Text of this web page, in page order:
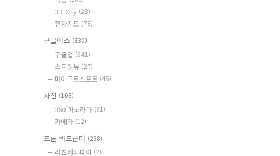
3D City (28)
전자지도 (78)
구글어스 (830)
구글맵 (641)
스트릿뷰 (27)
마이크로소프트 (45)
사진 (108)
360 파노라마 (91)
카메라 (12)
드론 쿼드콥터 (238)
라즈베리파이 (2)